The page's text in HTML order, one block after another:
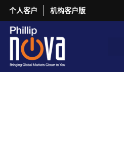
个人客户 机构客户版